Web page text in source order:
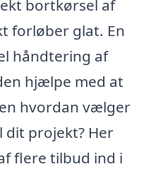
bortkørsel af
forløber glat. En
håndtering af
hjælpe med at
hvordan vælger
projekt? Her
flere tilbud ind i